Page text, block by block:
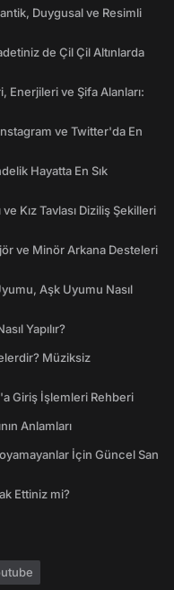
Duygusal ve Resimli
de Çil Çil Altınlarda
Enerjileri ve Şifa Alanları:
ve Twitter'da En
Hayatta En Sık
Kız Tavlası Diziliş Şekilleri
ve Minör Arkana Desteleri
Aşk Uyumu Nasıl
Yapılır?
Müziksiz
Giriş İşlemleri Rehberi
Anlamları
İçin Güncel San
Ettiniz mi?